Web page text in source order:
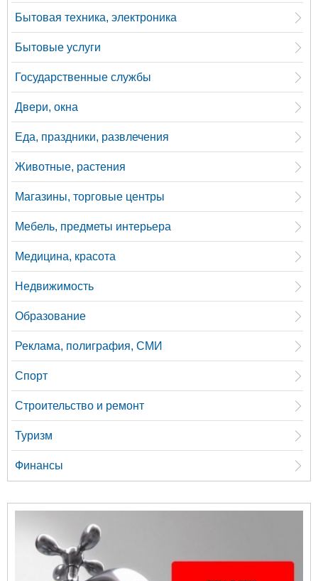
Бытовая техника, электроника
Бытовые услуги
Государственные службы
Двери, окна
Еда, праздники, развлечения
Животные, растения
Магазины, торговые центры
Мебель, предметы интерьера
Медицина, красота
Недвижимость
Образование
Реклама, полиграфия, СМИ
Спорт
Строительство и ремонт
Туризм
Финансы